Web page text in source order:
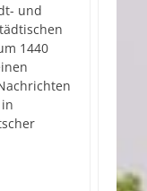
und
1440